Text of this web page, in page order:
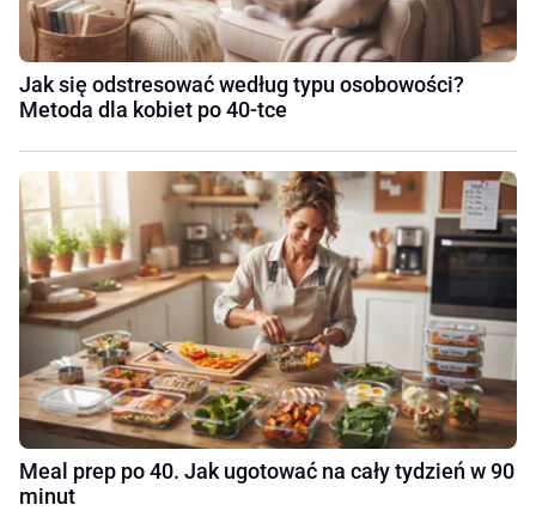
Jak się odstresować według typu osobowości?
Metoda dla kobiet po 40-tce
Meal prep po 40. Jak ugotować na cały tydzień w 90
minut